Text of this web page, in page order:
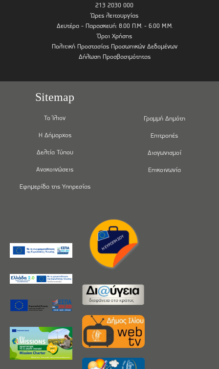
213 2030 000
Ώρες λειτουργίας
Δευτέρα - Παρασκευή: 8.00 Π.Μ. - 6.00 Μ.Μ.
Όροι Χρήσης
Πολιτική Προστασίας Προσωπικών Δεδομένων
Δήλωση Προσβασιμότητας
Sitemap
Το Ίλιον
Η Δήμαρχος
Δελτία Τύπου
Ανακοινώσεις
Εφημερίδα της Υπηρεσίας
Γραμμή Δημότη
Επιτροπές
Διαγωνισμοί
Επικοινωνία